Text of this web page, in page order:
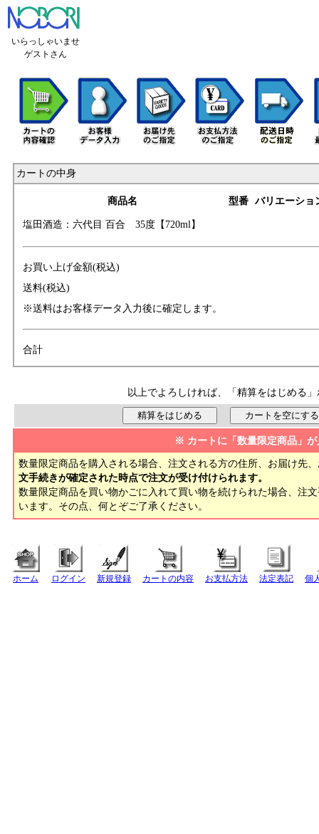
いらっしゃいませ
ゲストさん
カートの中身
商品名 型番 バリエーショ
塩田酒造：六代目 百合 35度【720ml】
お買い上げ金額(税込)
送料(税込)
※送料はお客様データ入力後に確定します。
合計
以上でよろしければ、「精算をはじめる
※ カートに「数量限定商品」
数量限定商品を購入される場合、注文される方の住所、お届け先
文手続きが確定された時点で注文が受け付けられます。
数量限定商品を買い物かごに入れて買い物を続けられた場合、注
います。その点、何とぞご了承ください。
ホーム ログイン 新規登録 カートの内容 お支払方法 法定表記 個